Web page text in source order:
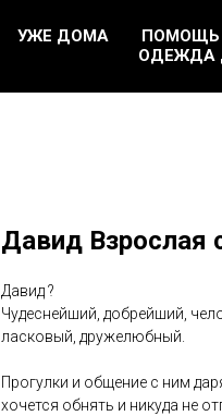
УЖЕ ДОМА ПОМОЩЬ
ОДЕЖДА
Давид Взрослая
Давид ?
Чудеснейший, добрейший,
ласковый, дружелюбный.
Прогулки и общение с ним
хочется обнять и никуда не